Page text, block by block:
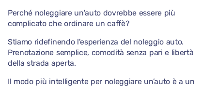
Perché noleggiare un'auto dovrebbe essere più
complicato che ordinare un caffè?
Stiamo ridefinendo l'esperienza del noleggio auto.
Prenotazione semplice, comodità senza pari e libertà
della strada aperta.
Il modo più intelligente per noleggiare un’auto è a un